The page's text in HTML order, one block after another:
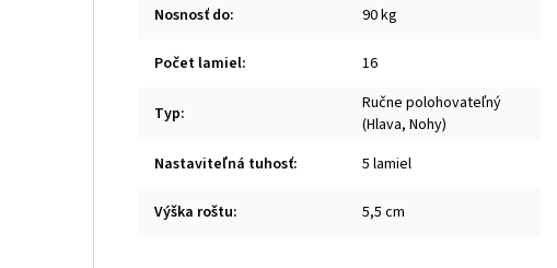
Nosnosť do: 90 kg
Počet lamiel: 16
Typ:
Ručne polohovateľný
(Hlava, Nohy)
Nastaviteľná tuhosť: 5 lamiel
Výška roštu: 5,5 cm